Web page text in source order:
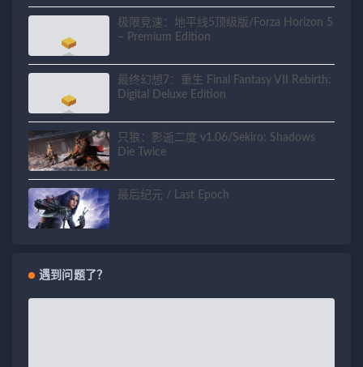
极限竞速：地平线5顶级版/Forza Horizon 5
– Premium Edition
最终幻想7：重生 Final Fantasy VII Rebirth:
Digital Deluxe Edition
只狼：影逝二度 v1.06/Sekiro: Shadows
Die Twice
最后纪元 / Last Epoch
遇到问题了？